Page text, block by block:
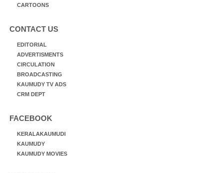
CARTOONS
CONTACT US
EDITORIAL
ADVERTISMENTS
CIRCULATION
BROADCASTING
KAUMUDY TV ADS
CRM DEPT
FACEBOOK
KERALAKAUMUDI
KAUMUDY
KAUMUDY MOVIES